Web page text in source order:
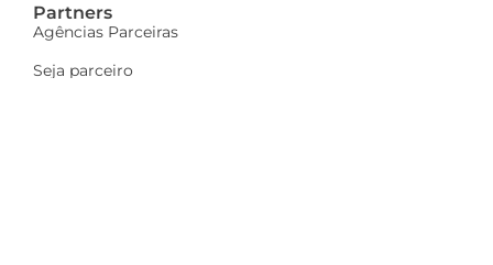
Partners
Agências Parceiras
Seja parceiro